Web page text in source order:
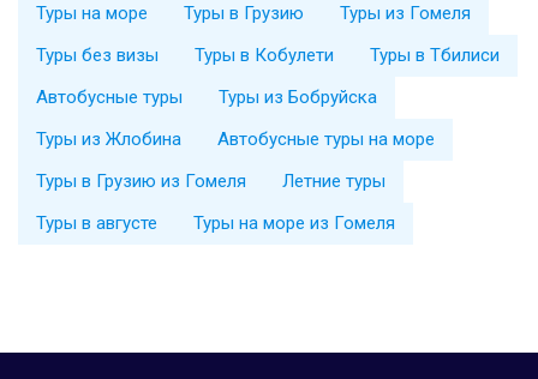
Туры на море Туры в Грузию
Туры из Гомеля
Туры без визы
Туры в Кобулети
Туры в Тбилиси
Автобусные туры
Туры из Бобруйска
Туры из Жлобина
Автобусные туры на море
Туры в Грузию из Гомеля
Летние туры
Туры в августе
Туры на море из Гомеля